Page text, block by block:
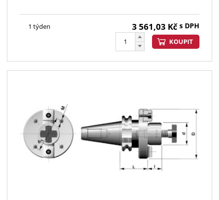
1 týden 3 561,03 Kč s DPH
KOUPIT